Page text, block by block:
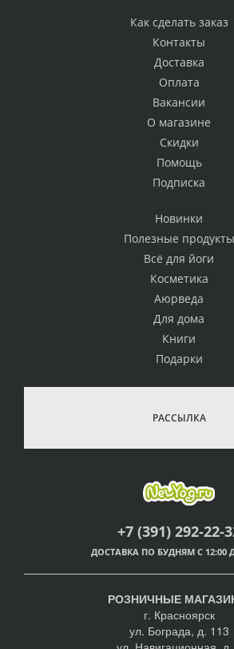
Как сделать заказ
Контакты
Доставка
Оплата
Вакансии
О магазине
Скидки
Помощь
Подписка
Новинки
Полезные продукты
Всё для йоги
Косметика
Аюрведа
Для дома
Книги
Подарки
РАССЫЛКА
+7 (391) 292-22-
ДОСТАВКА ПО БУДНЯМ С 12:00
РОЗНИЧНЫЕ
г. Красноярск
ул. Бограда, д. 113